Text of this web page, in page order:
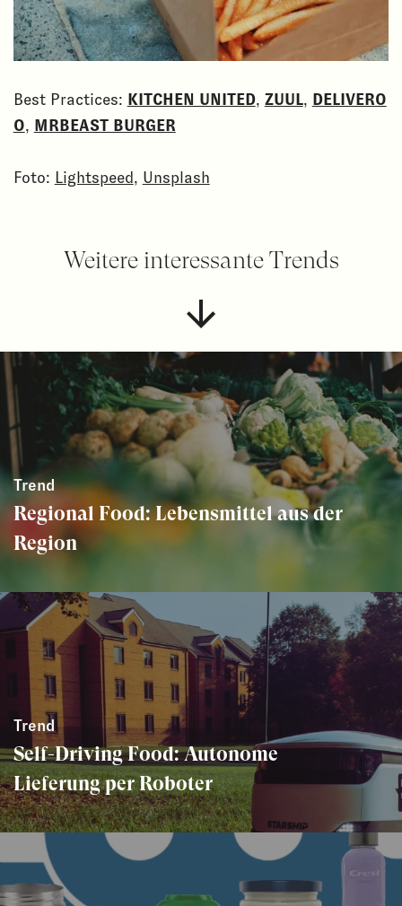
Best Practices: KITCHEN UNITED, ZUUL, DELIVERO
O, MRBEAST BURGER
Foto: Lightspeed, Unsplash
Weitere interessante Trends
Trend
Regional Food: Lebensmittel aus der
Region
Trend
Self-Driving Food: Autonome
Lieferung per Roboter